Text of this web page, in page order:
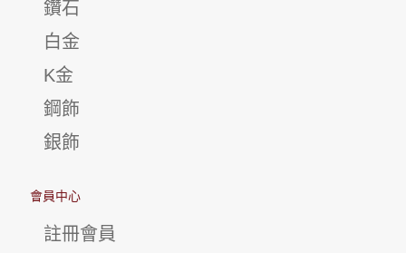
鑽石
白金
K金
鋼飾
銀飾
會員中心
註冊會員